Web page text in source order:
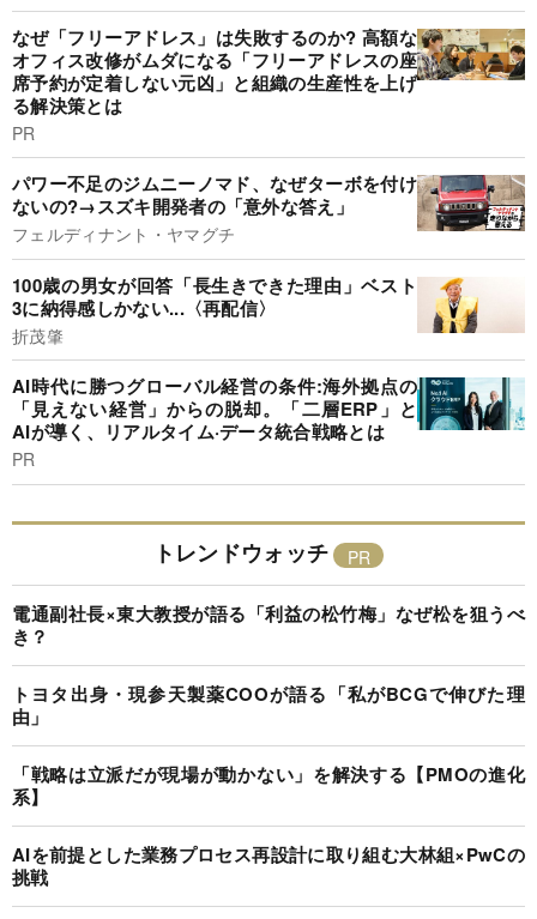
なぜ「フリーアドレス」は失敗するのか? 高額な
オフィス改修がムダになる「フリーアドレスの座
席予約が定着しない元凶」と組織の生産性を上げ
る解決策とは
PR
パワー不足のジムニーノマド、なぜターボを付け
ないの?→スズキ開発者の「意外な答え」
フェルディナント・ヤマグチ
100歳の男女が回答「長生きできた理由」ベスト
3に納得感しかない...〈再配信〉
折茂肇
AI時代に勝つグローバル経営の条件:海外拠点の
「見えない経営」からの脱却。「二層ERP」と
AIが導く、リアルタイム·データ統合戦略とは
PR
トレンドウォッチ
電通副社長×東大教授が語る「利益の松竹梅」なぜ松を狙うべ
き？
トヨタ出身・現参天製薬COOが語る「私がBCGで伸びた理
由」
「戦略は立派だが現場が動かない」を解決する【PMOの進化
系】
AIを前提とした業務プロセス再設計に取り組む大林組×PwCの
挑戦